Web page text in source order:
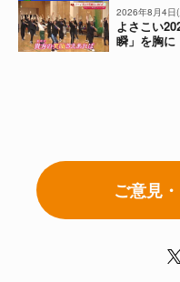
2026年8月4日
よさこい
瞬」を胸
ご意見